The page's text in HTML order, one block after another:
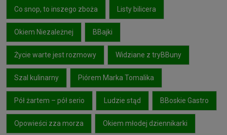
Co snop, to inszego zboża Listy bilicera
Okiem Niezależnej BBajki
Życie warte jest rozmowy Widziane z tryBBuny
Szal kulinarny Piórem Marka Tomalika
Pół żartem – pół serio Ludzie stąd BBoskie Gastro
Opowieści zza morza Okiem młodej dziennikarki